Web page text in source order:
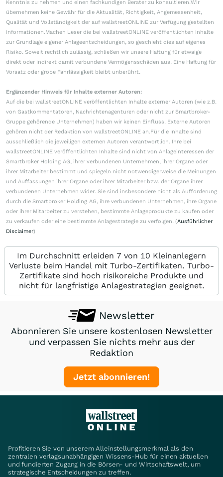
Kenntnis zu nehmen und einen fachkundigen Berater zu konsultieren.Wir
übernehmen keine Gewähr für die Aktualität, Richtigkeit, Angemessenheit,
Qualität und Vollständigkeit der auf wallstreetONLINE zur Verfügung gestellten
Informationen.Machen Leser die bei wallstreetONLINE veröffentlichten Inhalte
zur Grundlage eigener Anlageentscheidungen, so geschieht dies auf eigenes
Risiko. Soweit rechtlich zulässig, schließen wir unsere Haftung für etwaige
direkt oder indirekt damit verbundene Vermögensschäden aus. Eine Haftung für
Vorsatz oder grobe Fahrlässigkeit bleibt unberührt.
Ergänzender Hinweis für Inhalte externer Autoren:
Auf die bei wallstreetONLINE veröffentlichten Inhalte externer Autoren (wie z.B.
von Gastkommentatoren, Nachrichtenagenturen oder nicht zur Smartbroker-
Gruppe gehörende Unternehmen) haben wir keinen Einfluss. Externe Autoren
gehören nicht der Redaktion von wallstreetONLINE an.Für die Inhalte sind
ausschließlich die jeweiligen externen Autoren verantwortlich. Ihre bei
wallstreetONLINE veröffentlichten Inhalte sind nicht von Anlageinteressen der
Smartbroker Holding AG, ihrer verbundenen Unternehmen, ihrer Organe oder
ihrer Mitarbeiter bestimmt und spiegeln nicht notwendigerweise die Meinungen
und Auffassungen ihrer Organe oder ihrer Mitarbeiter bzw. der Organe ihrer
verbundenen Unternehmen wider. Sie sind insbesondere nicht als Aufforderung
durch die Smartbroker Holding AG, ihre verbundenen Unternehmen, ihre Organe
oder ihrer Mitarbeiter zu verstehen, bestimmte Anlageprodukte zu kaufen oder
zu verkaufen oder eine bestimmte Anlagestrategie zu verfolgen. (Ausführlicher
Disclaimer)
Im Durchschnitt erleiden 7 von 10 Kleinanlegern
Verluste beim Handel mit Turbo-Zertifikaten. Turbo-
Zertifikate sind hoch risikoreiche Produkte und
nicht für langfristige Anlagestrategien geeignet.
Newsletter
Abonnieren Sie unsere kostenlosen Newsletter
und verpassen Sie nichts mehr aus der
Redaktion
Jetzt abonnieren!
Profitieren Sie von unserem Alleinstellungsmerkmal als den
zentralen verlagsunabhängigen Wissens-Hub für einen aktuellen
und fundierten Zugang in die Börsen- und Wirtschaftswelt, um
strategische Entscheidungen zu treffen.